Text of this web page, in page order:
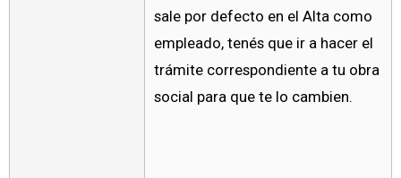
sale por defecto en el Alta como
empleado, tenés que ir a hacer el
trámite correspondiente a tu obra
social para que te lo cambien.